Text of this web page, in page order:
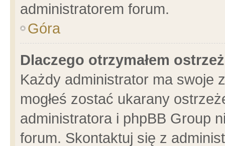
administratorem forum.
Góra
Dlaczego otrzymałem
Każdy administrator ma swoje
mogłeś zostać ukarany
administratora i phpBB Group
forum. Skontaktuj się z